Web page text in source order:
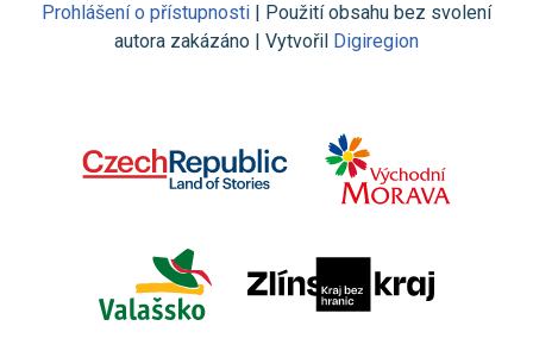
Prohlášení o přístupnosti | Použití obsahu bez svolení
autora zakázáno | Vytvořil Digiregion